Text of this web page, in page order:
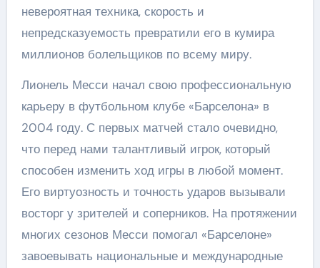
невероятная техника, скорость и
непредсказуемость превратили его в кумира
миллионов болельщиков по всему миру.
Лионель Месси начал свою профессиональную
карьеру в футбольном клубе «Барселона» в
2004 году. С первых матчей стало очевидно,
что перед нами талантливый игрок, который
способен изменить ход игры в любой момент.
Его виртуозность и точность ударов вызывали
восторг у зрителей и соперников. На протяжении
многих сезонов Месси помогал «Барселоне»
завоевывать национальные и международные